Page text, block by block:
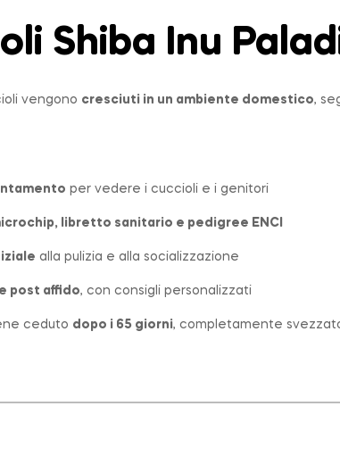
Shiba Inu
vengono cresciuti in un ambiente domestico,
per vedere i cuccioli e i genitori
libretto sanitario e pedigree ENCI
alla pulizia e alla socializzazione
post affido, con consigli personalizzati
ceduto dopo i 65 giorni, completamente